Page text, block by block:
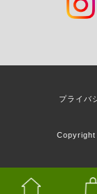
プライバ
Copyright